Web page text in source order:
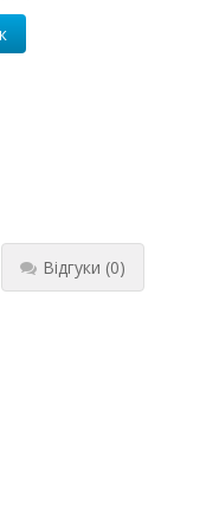
Відгуки (0)